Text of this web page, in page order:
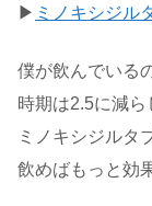
▶ ミノキシジル
僕が飲んでいる
時期は2.5に減ら
ミノキシジルタ
飲めばもっと効